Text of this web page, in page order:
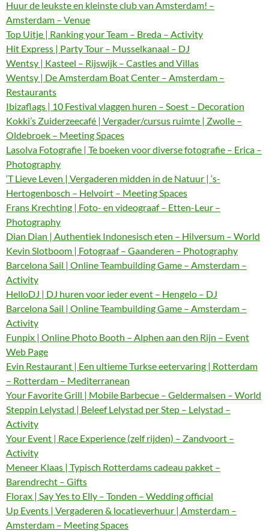
Huur de leukste en kleinste club van Amsterdam! –
Amsterdam – Venue
Top Uitje | Ranking your Team – Breda – Activity
Hit Express | Party Tour – Musselkanaal – DJ
Wentsy | Kasteel – Rijswijk – Castles and Villas
Wentsy | De Amsterdam Boat Center – Amsterdam –
Restaurants
Ibizaflags | 10 Festival vlaggen huren – Soest – Decoration
Kokki’s Zuiderzeecafé | Vergader/cursus ruimte | Zwolle –
Oldebroek – Meeting Spaces
Lasolva Fotografie | Te boeken voor diverse fotografie – Erica –
Photography
‘T Lieve Leven | Vergaderen midden in de Natuur | ‘s-
Hertogenbosch – Helvoirt – Meeting Spaces
Frans Krechting | Foto- en videograaf – Etten-Leur –
Photography
Dian Dian | Authentiek Indonesisch eten – Hilversum – World
Kevin Slotboom | Fotograaf – Gaanderen – Photography
Barcelona Sail | Online Teambuilding Game – Amsterdam –
Activity
HelloDJ | DJ huren voor ieder event – Hengelo – DJ
Barcelona Sail | Online Teambuilding Game – Amsterdam –
Activity
Funpix | Online Photo Booth – Alphen aan den Rijn – Event
Web Page
Evin Restaurant | Een ultieme Turkse eetervaring | Rotterdam
– Rotterdam – Mediterranean
Your Favorite Grill | Mobile Barbecue – Geldermalsen – World
Steppin Lelystad | Beleef Lelystad per Step – Lelystad –
Activity
Your Event | Race Experience (zelf rijden) – Zandvoort –
Activity
Meneer Klaas | Typisch Rotterdams cadeau pakket –
Barendrecht – Gifts
Florax | Say Yes to Elly – Tonden – Wedding official
Up Events | Vergaderen & locatieverhuur | Amsterdam –
Amsterdam – Meeting Spaces